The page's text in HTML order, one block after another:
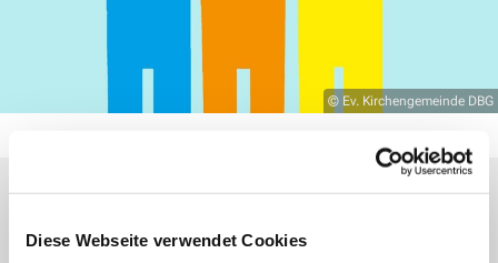
Diese Webseite verwendet Cookies
© Ev. Kirchengemeinde DBG